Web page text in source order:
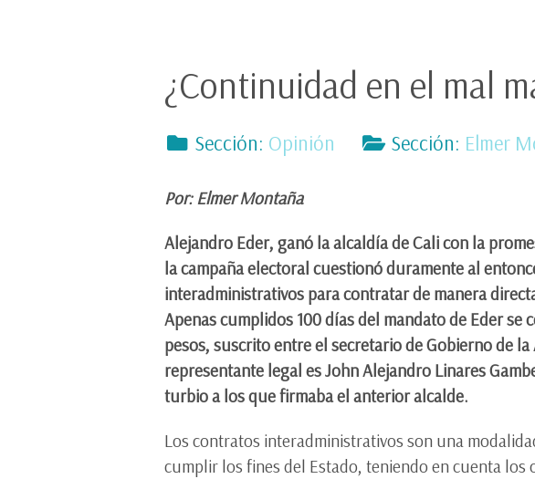
¿Continuidad en el mal
Sección: Opinión Sección: Elmer
Por: Elmer Montaña
Alejandro Eder, ganó la alcaldía de Cali con la
la campaña electoral cuestionó duramente al
interadministrativos para contratar de manera
Apenas cumplidos 100 días del mandato de Eder
pesos, suscrito entre el secretario de Gobierno de
representante legal es John Alejandro Linares
turbio a los que firmaba el anterior alcalde.
Los contratos interadministrativos son una
cumplir los fines del Estado, teniendo en cuenta los